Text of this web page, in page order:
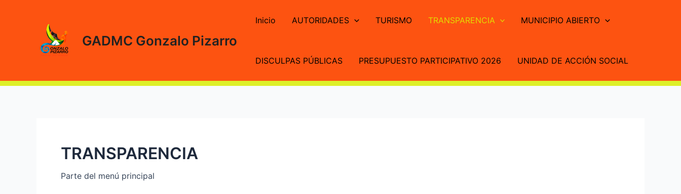
GADMC Gonzalo Pizarro
Inicio AUTORIDADES TURISMO TRANSPARENCIA MUNICIPIO ABIERTO
DISCULPAS PÚBLICAS PRESUPUESTO PARTICIPATIVO 2026 UNIDAD DE ACCIÓN SOCIAL
TRANSPARENCIA
Parte del menú principal